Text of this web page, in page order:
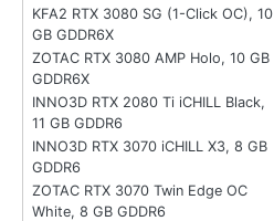
KFA2 RTX 3080 SG (1-Click OC), 10
GB GDDR6X
ZOTAC RTX 3080 AMP Holo, 10 GB
GDDR6X
INNO3D RTX 2080 Ti iCHILL Black,
11 GB GDDR6
INNO3D RTX 3070 iCHILL X3, 8 GB
GDDR6
ZOTAC RTX 3070 Twin Edge OC
White, 8 GB GDDR6